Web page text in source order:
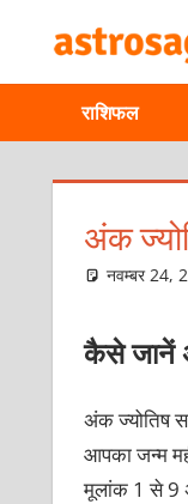
content
राशिफल
अंक
नवम्बर 24,
कैसे जानें
अंक ज्योतिष
आपका जन्म
मूलांक 1 से 9